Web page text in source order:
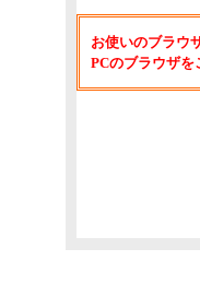
お使いのブラウ
PCのブラウザ